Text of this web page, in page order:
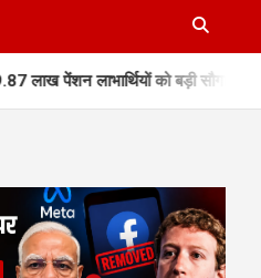
को बड़ी सौगात, मुख्यमंत्री धामी ने